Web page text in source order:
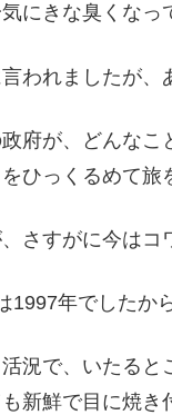
にきな臭くなっ
われましたが、
府が、どんな
ひっくるめて旅
さすがに今はコ
年でしたか
況で、いたる
新鮮で目に焼き